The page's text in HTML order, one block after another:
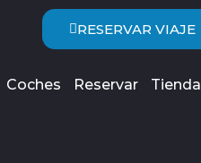
RESERVAR VIAJE
Coches Reservar Tienda